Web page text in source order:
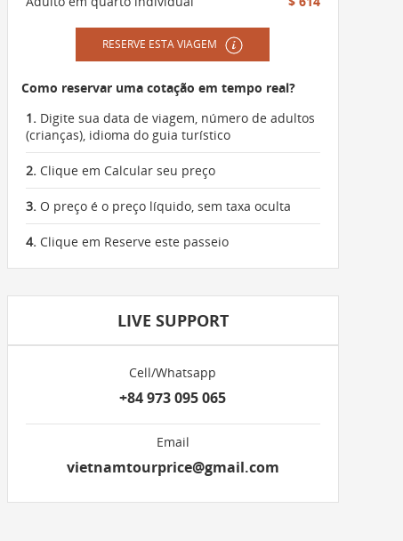
RESERVE ESTA VIAGEM
Como reservar uma cotação em tempo real?
1.Digite sua data de viagem, número de adultos
(crianças), idioma do guia turístico
2.Clique em Calcular seu preço
3.O preço é o preço líquido, sem taxa oculta
4.Clique em Reserve este passeio
LIVE SUPPORT
Cell/Whatsapp
+84 973 095 065
Email
vietnamtourprice@gmail.com